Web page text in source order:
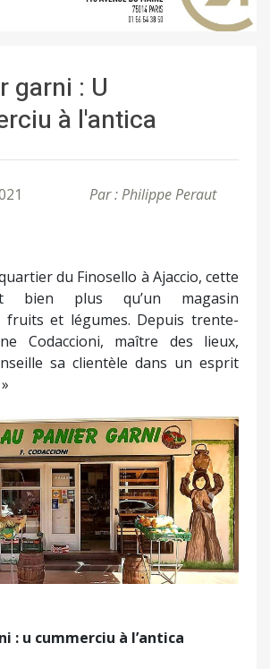
garni : U
à l'antica
Par : Philippe Peraut
du Finosello à Ajaccio, cette
bien plus qu’un magasin
fruits et légumes. Depuis trente-
Codaccioni, maître des lieux,
sa clientèle dans un esprit
Suivant
: u cummerciu à l’antica